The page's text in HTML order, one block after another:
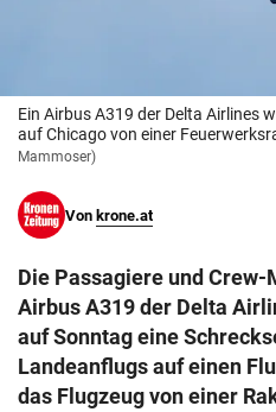
Ein Airbus A319 der Delta Airlines
auf Chicago von einer
Mammoser)
Von krone.at
Die Passagiere und
Airbus A319 der Delta
auf Sonntag eine
Landeanflugs auf einen
das Flugzeug von einer